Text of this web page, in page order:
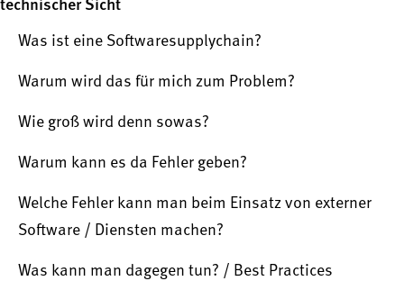
technischer Sicht
Was ist eine Softwaresupplychain?
Warum wird das für mich zum Problem?
Wie groß wird denn sowas?
Warum kann es da Fehler geben?
Welche Fehler kann man beim Einsatz von externer
Software / Diensten machen?
Was kann man dagegen tun? / Best Practices